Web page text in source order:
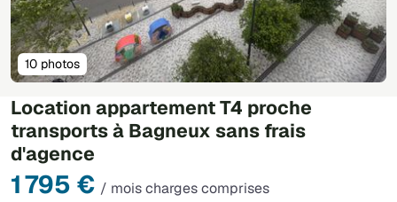
Location appartement T4 proche
transports à Bagneux sans frais
d'agence
1 795 € / mois charges comprises
10 photos